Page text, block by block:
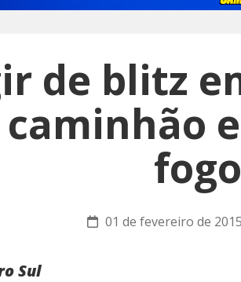
de blitz
fogo
01 de fevereiro de
Sul